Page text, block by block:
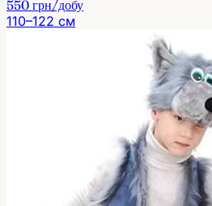
550 грн/добу
110–122 см